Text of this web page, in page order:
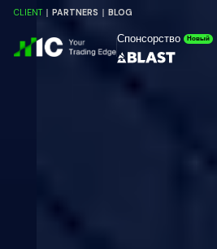
CLIENT PARTNERS BLOG
Спонсорство Новый